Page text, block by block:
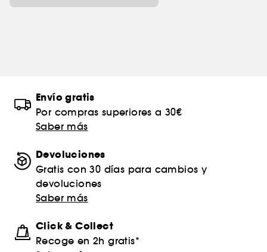
Envío gratis
Por compras superiores a 30€
Saber más
Devoluciones
Gratis con 30 días para cambios y
devoluciones
Saber más
Click & Collect
Recoge en 2h gratis*